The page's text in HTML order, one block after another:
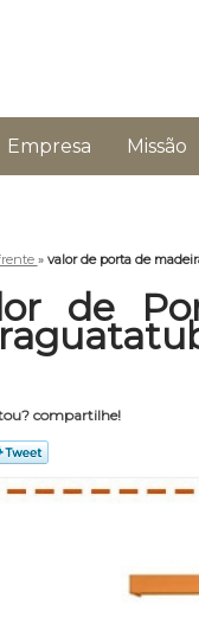
Empresa Missão
» valor de porta de
de
compartilhe!